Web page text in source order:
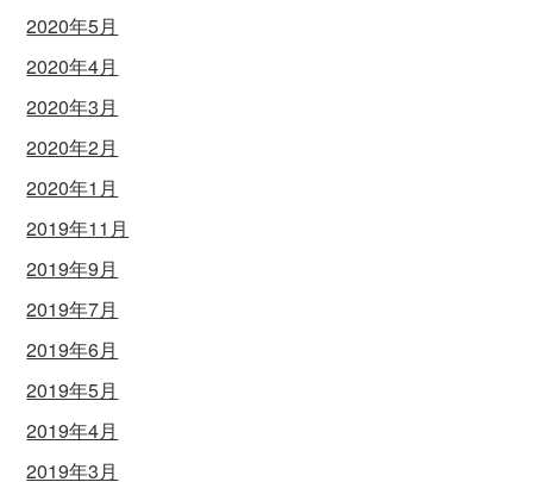
2020年5月
2020年4月
2020年3月
2020年2月
2020年1月
2019年11月
2019年9月
2019年7月
2019年6月
2019年5月
2019年4月
2019年3月